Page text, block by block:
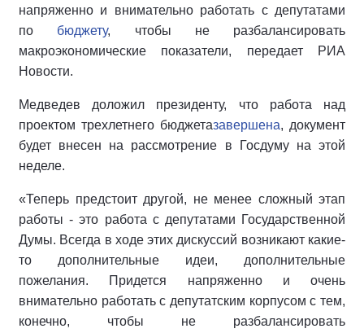
напряженно и внимательно работать с депутатами
по бюджету, чтобы не разбалансировать
макроэкономические показатели, передает РИА
Новости.
Медведев доложил президенту, что работа над
проектом трехлетнего бюджетазавершена, документ
будет внесен на рассмотрение в Госдуму на этой
неделе.
«Теперь предстоит другой, не менее сложный этап
работы - это работа с депутатами Государственной
Думы. Всегда в ходе этих дискуссий возникают какие-
то дополнительные идеи, дополнительные
пожелания. Придется напряженно и очень
внимательно работать с депутатским корпусом с тем,
конечно, чтобы не разбалансировать